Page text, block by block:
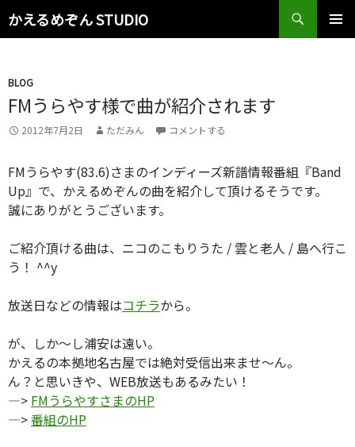
かえるめぞん STUDIO
検
索
ン
ツ
へ
ス
ッ
プ
BLOG
FMうらやす様で曲が紹介されます
2012年7月2日 ただみん コメントする
FMうらやす(83.6)さまのインディーズ新譜情報番組『Band
Up』で、かえるめぞんの曲を紹介して頂けるそうです。
誠にありがとうございます。
ご紹介頂ける曲は、ニコのこもりうた / 雲と老人 / 島へ行こ
う！ ^^y
放送日などの情報はコチラから。
が、しか〜し浦安は遠い。
かえるの本拠地名古屋では絶対受信出来ませ〜ん。
ん？と思いきや、WEB放送もあるみたい！
—> FMうらやすさまのHP
—>番組のHP